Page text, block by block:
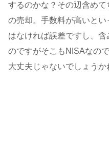
するのかな？その辺含め
の売却。手数料が高いと
はなければ誤差ですし、
のですがそこもNISAなの
大丈夫じゃないでしょうか